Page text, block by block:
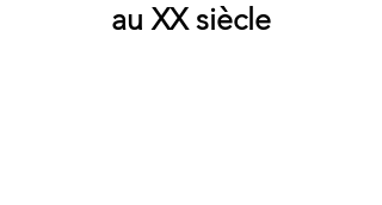
au XX siècle